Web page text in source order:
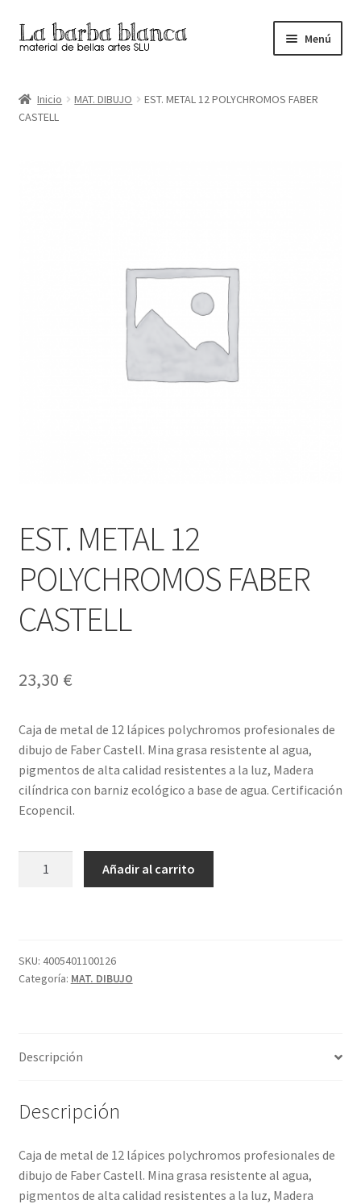
Ir
a
navegación
Ir
al
Menú
Carrito
Inicio MAT. DIBUJO
EST. METAL 12 POLYCHROMOS FABER
CASTELL
EST. METAL 12
POLYCHROMOS FABER
CASTELL
23,30 €
Caja de metal de 12 lápices polychromos profesionales de
dibujo de Faber Castell. Mina grasa resistente al agua,
pigmentos de alta calidad resistentes a la luz, Madera
cilíndrica con barniz ecológico a base de agua. Certificación
Ecopencil.
CASTELL
cantidad
Añadir al carrito
SKU: 4005401100126
Categoría: MAT. DIBUJO
Descripción
Descripción
Caja de metal de 12 lápices polychromos profesionales de
dibujo de Faber Castell. Mina grasa resistente al agua,
pigmentos de alta calidad resistentes a la luz, Madera